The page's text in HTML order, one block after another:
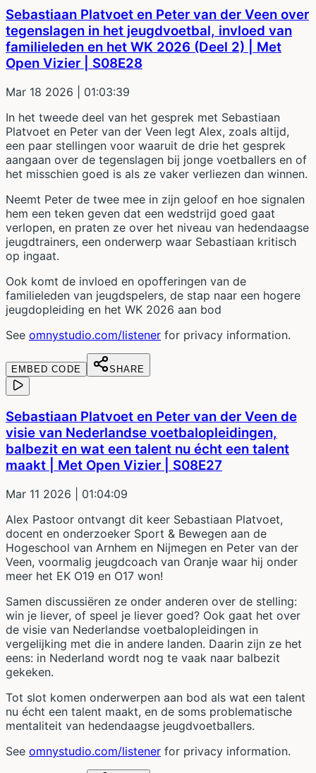
Sebastiaan Platvoet en Peter van der Veen over
tegenslagen in het jeugdvoetbal, invloed van
familieleden en het WK 2026 (Deel 2) | Met
Open Vizier | S08E28
Mar 18 2026 | 01:03:39
In het tweede deel van het gesprek met Sebastiaan
Platvoet en Peter van der Veen legt Alex, zoals altijd,
een paar stellingen voor waaruit de drie het gesprek
aangaan over de tegenslagen bij jonge voetballers en of
het misschien goed is als ze vaker verliezen dan winnen.
Neemt Peter de twee mee in zijn geloof en hoe signalen
hem een teken geven dat een wedstrijd goed gaat
verlopen, en praten ze over het niveau van hedendaagse
jeugdtrainers, een onderwerp waar Sebastiaan kritisch
op ingaat.
Ook komt de invloed en opofferingen van de
familieleden van jeugdspelers, de stap naar een hogere
jeugdopleiding en het WK 2026 aan bod
See omnystudio.com/listener for privacy information.
EMBED CODE SHARE
Sebastiaan Platvoet en Peter van der Veen de
visie van Nederlandse voetbalopleidingen,
balbezit en wat een talent nu écht een talent
maakt | Met Open Vizier | S08E27
Mar 11 2026 | 01:04:09
Alex Pastoor ontvangt dit keer Sebastiaan Platvoet,
docent en onderzoeker Sport & Bewegen aan de
Hogeschool van Arnhem en Nijmegen en Peter van der
Veen, voormalig jeugdcoach van Oranje waar hij onder
meer het EK O19 en O17 won!
Samen discussiëren ze onder anderen over de stelling:
win je liever, of speel je liever goed? Ook gaat het over
de visie van Nederlandse voetbalopleidingen in
vergelijking met die in andere landen. Daarin zijn ze het
eens: in Nederland wordt nog te vaak naar balbezit
gekeken.
Tot slot komen onderwerpen aan bod als wat een talent
nu écht een talent maakt, en de soms problematische
mentaliteit van hedendaagse jeugdvoetballers.
See omnystudio.com/listener for privacy information.